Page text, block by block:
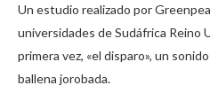
Un estudio realizado por
universidades de Sudáfrica Reino
primera vez, «el disparo», un
ballena jorobada.